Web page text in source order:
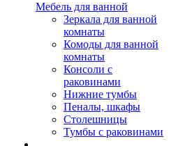
Мебель для ванной
Зеркала для ванной
комнаты
Комоды для ванной
комнаты
Консоли с
раковинами
Нижние тумбы
Пеналы, шкафы
Столешницы
Тумбы с раковинами